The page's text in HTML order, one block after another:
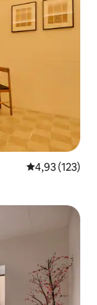
Gemiddelde
4,93 (123)